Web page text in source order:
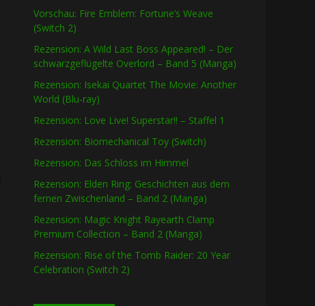
Vorschau: Fire Emblem: Fortune’s Weave
(Switch 2)
Rezension: A Wild Last Boss Appeared! – Der
schwarzgeflügelte Overlord – Band 5 (Manga)
Rezension: Isekai Quartet The Movie: Another
World (Blu-ray)
Rezension: Love Live! Superstar!! – Staffel 1
Rezension: Biomechanical Toy (Switch)
Rezension: Das Schloss im Himmel
Rezension: Elden Ring: Geschichten aus dem
fernen Zwischenland – Band 2 (Manga)
Rezension: Magic Knight Rayearth Clamp
Premium Collection – Band 2 (Manga)
Rezension: Rise of the Tomb Raider: 20 Year
Celebration (Switch 2)